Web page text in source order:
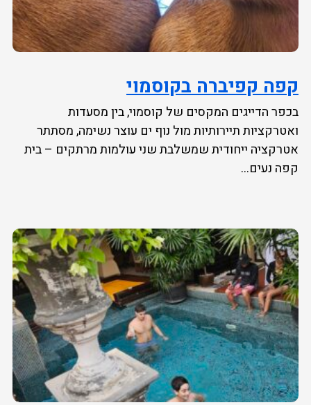
קפה קפיברה בקוסמוי
בכפר הדייגים המקסים של קוסמוי, בין מסעדות
ואטרקציות תיירותיות מול נוף ים עוצר נשימה, מסתתר
אטרקציה ייחודית שמשלבת שני עולמות מרתקים – בית
קפה נעים...